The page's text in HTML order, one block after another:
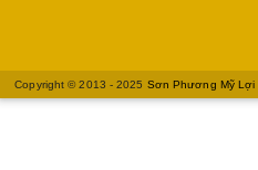
Copyright © 2013 - 2025 Sơn Phương Mỹ Lợi